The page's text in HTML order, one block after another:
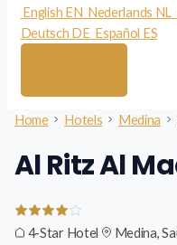
English EN Nederlands NL
Deutsch DE Español ES
Home Hotels Medina
Al Ritz Al
4-Star Hotel Medina,